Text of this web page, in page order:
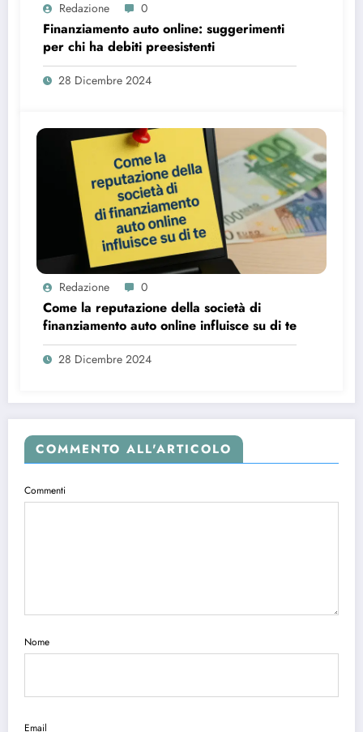
Redazione 0
Finanziamento auto online: suggerimenti
per chi ha debiti preesistenti
28 Dicembre 2024
Redazione 0
Come la reputazione della società di
finanziamento auto online influisce su di te
28 Dicembre 2024
COMMENTO ALL'ARTICOLO
Commenti
Nome
Email